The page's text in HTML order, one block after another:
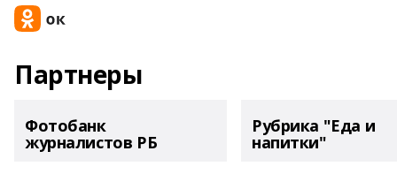
Партнеры
Фотобанк
журналистов РБ
Рубрика "Еда и
напитки"